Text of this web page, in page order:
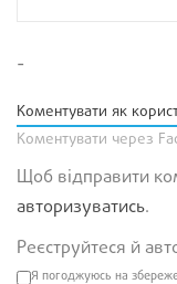
-
Коментувати як
Коментувати через
Щоб відправити
авторизуватись.
Реєструйтеся й
Я погоджуюсь на